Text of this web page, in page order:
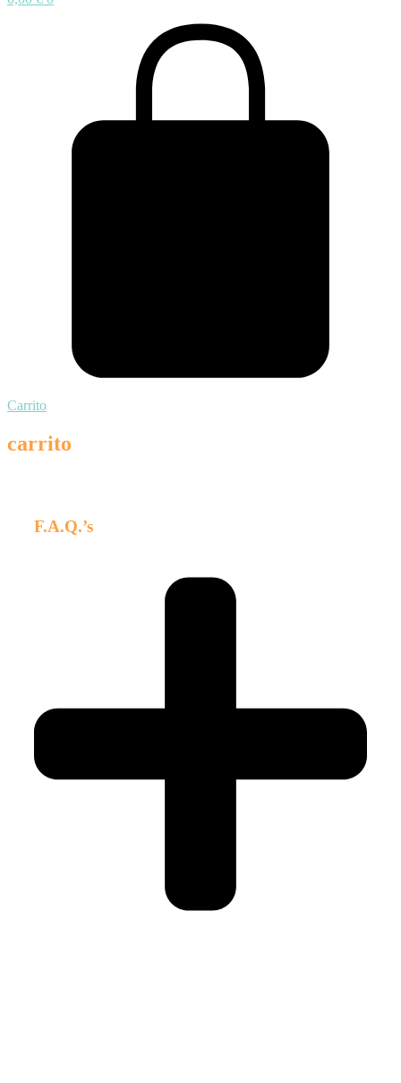
Carrito
carrito
F.A.Q.’s